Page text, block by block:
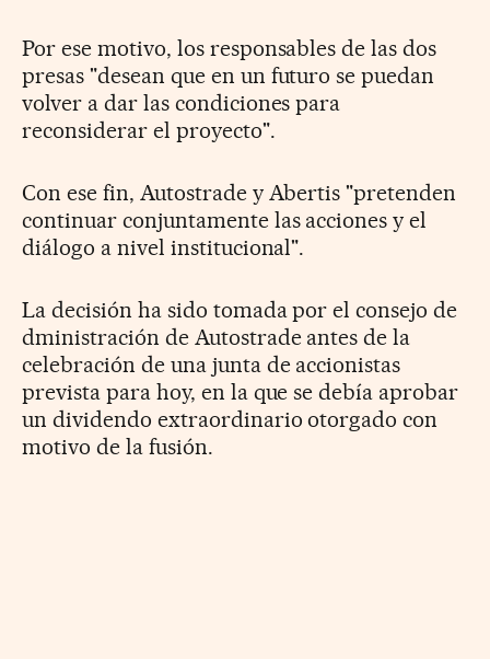
Por ese motivo, los responsables de las dos
presas "desean que en un futuro se puedan
volver a dar las condiciones para
reconsiderar el proyecto".
Con ese fin, Autostrade y Abertis "pretenden
continuar conjuntamente las acciones y el
diálogo a nivel institucional".
La decisión ha sido tomada por el consejo de
dministración de Autostrade antes de la
celebración de una junta de accionistas
prevista para hoy, en la que se debía aprobar
un dividendo extraordinario otorgado con
motivo de la fusión.